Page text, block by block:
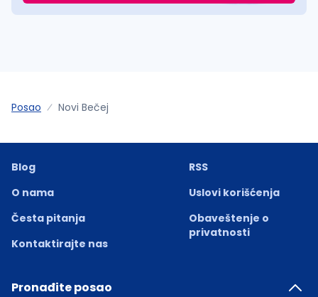
Posao Novi Bečej
Blog
O nama
Česta pitanja
Kontaktirajte nas
RSS
Uslovi korišćenja
Obaveštenje o
privatnosti
Pronađite posao